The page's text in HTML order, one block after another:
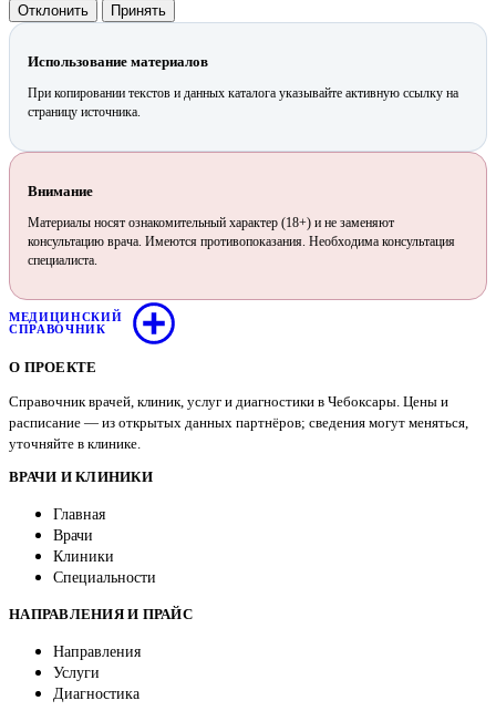
Отклонить Принять
Использование материалов
При копировании текстов и данных каталога указывайте активную ссылку на
страницу источника.
Внимание
Материалы носят ознакомительный характер (18+) и не заменяют
консультацию врача. Имеются противопоказания. Необходима консультация
специалиста.
МЕДИЦИНСКИЙ
СПРАВОЧНИК
О ПРОЕКТЕ
Справочник врачей, клиник, услуг и диагностики в Чебоксары. Цены и
расписание — из открытых данных партнёров; сведения могут меняться,
уточняйте в клинике.
ВРАЧИ И КЛИНИКИ
Главная
Врачи
Клиники
Специальности
НАПРАВЛЕНИЯ И ПРАЙС
Направления
Услуги
Диагностика